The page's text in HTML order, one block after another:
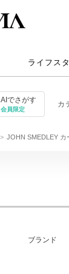
ライフス
AIでさがす
会員限定
カ
JOHN SMEDLEY カ
ブランド